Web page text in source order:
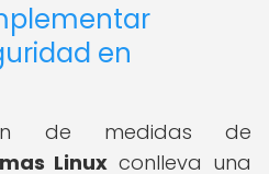
en
de medidas de
Linux conlleva una